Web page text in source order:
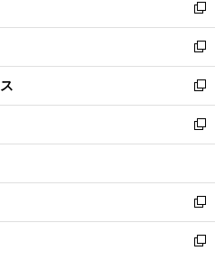
く
で
開
く
ド
ウ
で
開
く
ィ
ン
ド
ウ
で
開
く
い
ウ
ィ
ン
ド
ウ
で
開
新
し
い
ウ
ィ
ン
ド
ウ
開
く
新
し
い
ウ
ィ
ン
ウ
で
開
く
新
し
い
ウ
ン
ド
ウ
で
新
し
ウ
ィ
ン
ド
新
し
い
新